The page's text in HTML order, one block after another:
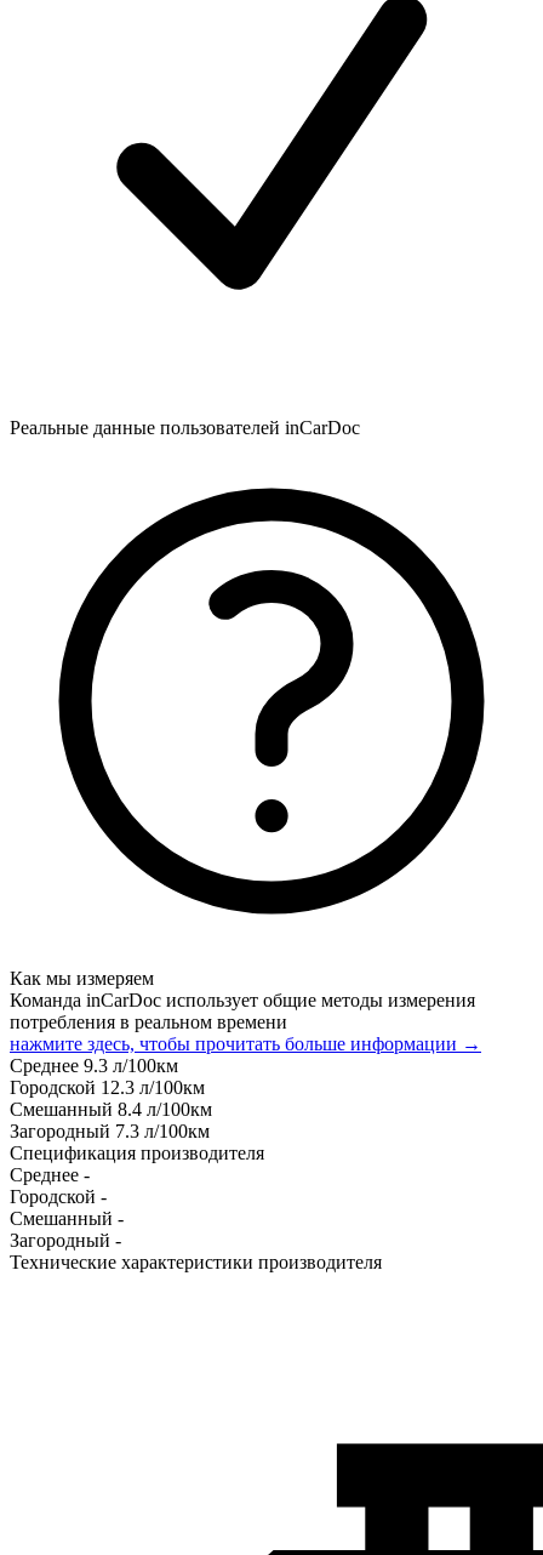
Реальные данные пользователей inCarDoc
Как мы измеряем
Команда inCarDoc использует общие методы измерения
потребления в реальном времени
нажмите здесь, чтобы прочитать больше информации →
Среднее 9.3 л/100км
Городской 12.3 л/100км
Смешанный 8.4 л/100км
Загородный 7.3 л/100км
Спецификация производителя
Среднее -
Городской -
Смешанный -
Загородный -
Технические характеристики производителя